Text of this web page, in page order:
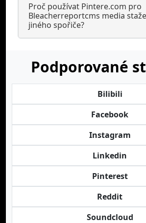
Proč používat Pintere.com pro
Bleacherreportcms media
jiného spořiče?
Podporované
Bilibili
Facebook
Instagram
Linkedin
Pinterest
Reddit
Soundcloud